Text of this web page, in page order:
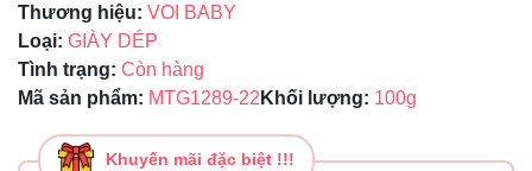
Thương hiệu: VOI BABY
Loại: GIÀY DÉP
Tình trạng: Còn hàng
Mã sản phẩm: MTG1289-22 Khối lượng: 100g
Khuyến mãi đặc biệt !!!